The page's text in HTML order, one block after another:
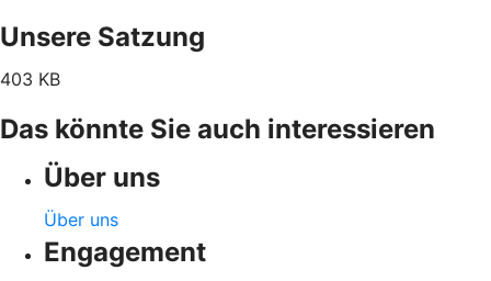
Unsere Satzung
403 KB
Das könnte Sie auch interessieren
Über uns
Über uns
Engagement